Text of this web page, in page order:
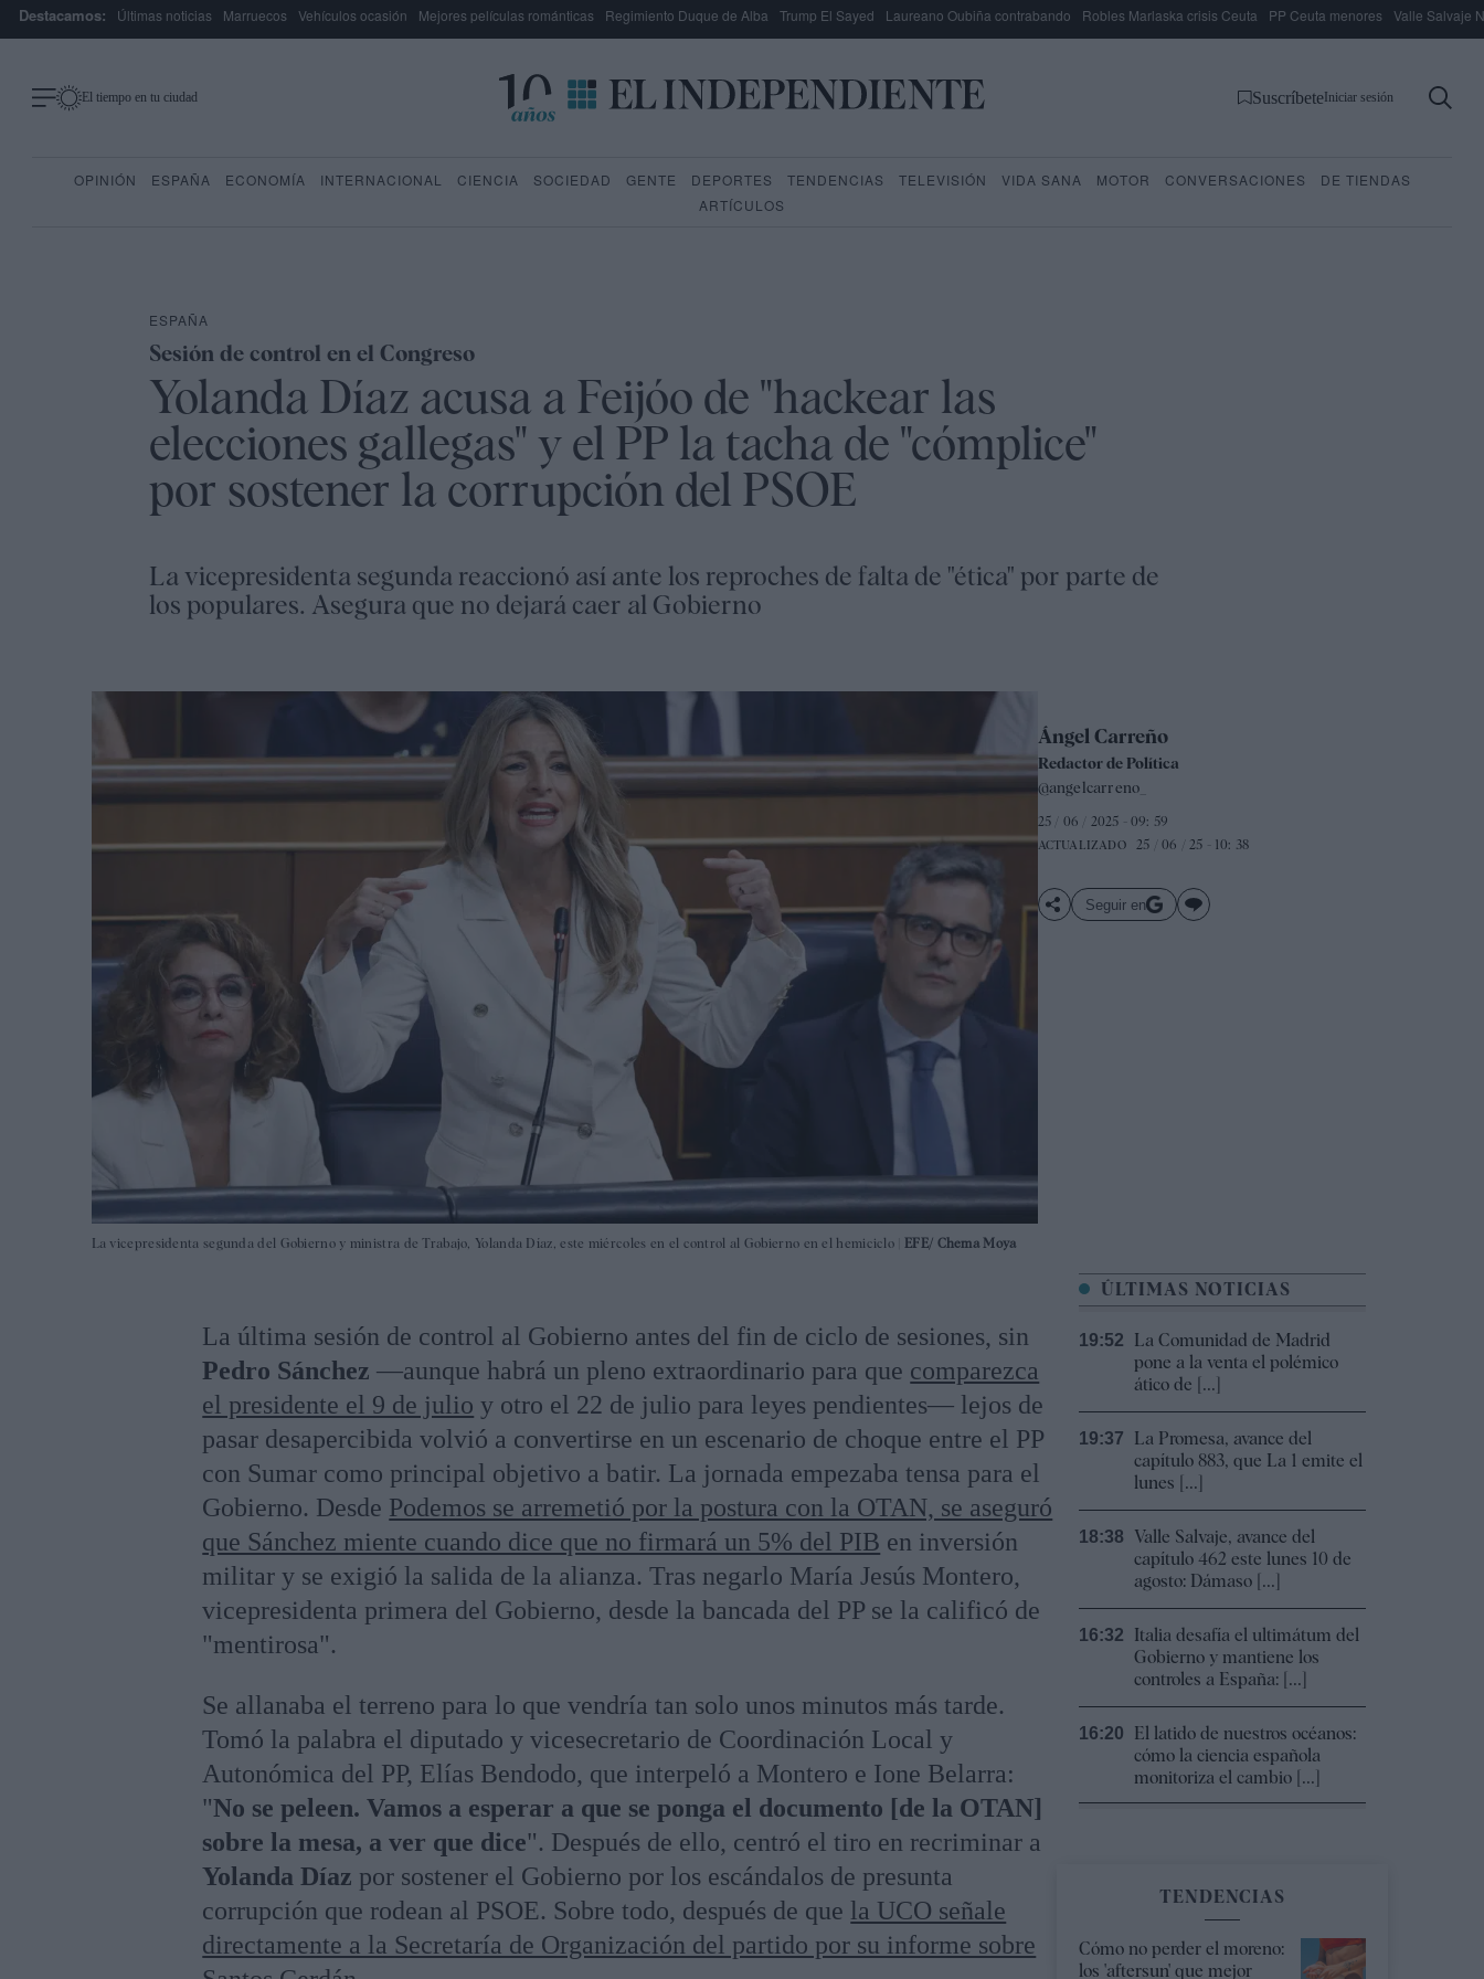
Destacamos: Últimas noticias Marruecos Vehículos ocasión Mejores películas románticas Regimiento Duque de Alba Trump El Sayed Laureano Oubiña contrabando Robles Marlaska crisis Ceuta PP Ceuta menores Valle Salvaje
El tiempo en tu ciudad SuscríbeteIniciar sesión
OPINIÓN ESPAÑA ECONOMÍA INTERNACIONAL CIENCIA SOCIEDAD GENTE DEPORTES TENDENCIAS TELEVISIÓN VIDA SANA MOTOR CONVERSACIONES
DE TIENDAS
ARTÍCULOS
ESPAÑA
Sesión de control en el Congreso
Yolanda Díaz acusa a Feijóo de "hackear las
elecciones gallegas" y el PP la tacha de "cómplice"
por sostener la corrupción del PSOE
La vicepresidenta segunda reaccionó así ante los reproches de falta de "ética" por parte de
los populares. Asegura que no dejará caer al Gobierno
La vicepresidenta segunda del Gobierno y ministra de Trabajo, Yolanda Díaz, este miércoles en el control al Gobierno en el hemiciclo | EFE/ Chema Moya
Ángel Carreño
Redactor de Política
@angelcarreno_
25 / 06 / 2025 - 09: 59
ACTUALIZADO 25 / 06 / 25 - 10: 38
Seguir en
La última sesión de control al Gobierno antes del fin de ciclo de sesiones, sin
Pedro Sánchez—aunque habrá un pleno extraordinario para que comparezca
el presidente el 9 de julio y otro el 22 de julio para leyes pendientes— lejos de
pasar desapercibida volvió a convertirse en un escenario de choque entre el PP
con Sumar como principal objetivo a batir. La jornada empezaba tensa para el
Gobierno. Desde Podemos se arremetió por la postura con la OTAN, se aseguró
que Sánchez miente cuando dice que no firmará un 5% del PIB en inversión
militar y se exigió la salida de la alianza. Tras negarlo María Jesús Montero,
vicepresidenta primera del Gobierno, desde la bancada del PP se la calificó de
"mentirosa".
Se allanaba el terreno para lo que vendría tan solo unos minutos más tarde.
Tomó la palabra el diputado y vicesecretario de Coordinación Local y
Autonómica del PP, Elías Bendodo, que interpeló a Montero e Ione Belarra:
"No se peleen. Vamos a esperar a que se ponga el documento [de la OTAN]
sobre la mesa, a ver que dice". Después de ello, centró el tiro en recriminar a
Yolanda Díaz por sostener el Gobierno por los escándalos de presunta
corrupción que rodean al PSOE. Sobre todo, después de que la UCO señale
directamente a la Secretaría de Organización del partido por su informe sobre
ÚLTIMAS NOTICIAS
19:52
La Comunidad de Madrid
pone a la venta el polémico
ático de [...]
19:37
La Promesa, avance del
capítulo 883, que La 1 emite el
lunes [...]
18:38
Valle Salvaje, avance del
capítulo 462 este lunes 10 de
agosto: Dámaso [...]
16:32
Italia desafía el ultimátum del
Gobierno y mantiene los
controles a España: [...]
16:20
El latido de nuestros océanos:
cómo la ciencia española
monitoriza el cambio [...]
TENDENCIAS
Cómo no perder el moreno:
los 'aftersun' que mejor